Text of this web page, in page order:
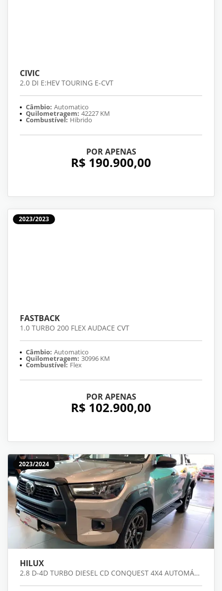
CIVIC
2.0 DI E:HEV TOURING E-CVT
Câmbio: Automatico
Quilometragem: 42227 KM
Combustível: Hibrido
POR APENAS
R$ 190.900,00
2023/2023
FASTBACK
1.0 TURBO 200 FLEX AUDACE CVT
Câmbio: Automatico
Quilometragem: 30996 KM
Combustível: Flex
POR APENAS
R$ 102.900,00
2023/2024
HILUX
2.8 D-4D TURBO DIESEL CD CONQUEST 4X4 AUTOMÁTICO